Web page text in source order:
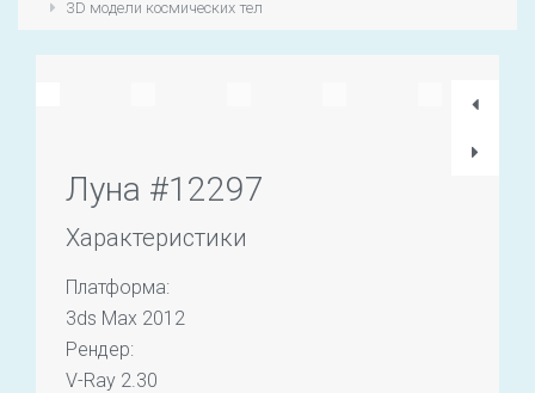
3D модели космических тел
Луна #12297
Характеристики
Платформа:
3ds Max 2012
Рендер:
V-Ray 2.30